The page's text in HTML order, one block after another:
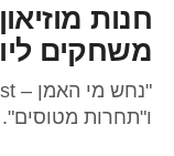
חנות
משחקים
ו"תחרות מטוסים".